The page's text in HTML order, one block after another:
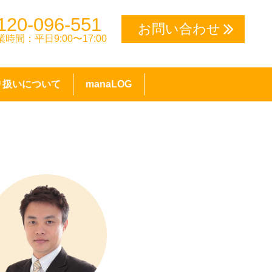
096-551
時間：平日9:00〜17:00
お問い合わせ
いについて manaLOG